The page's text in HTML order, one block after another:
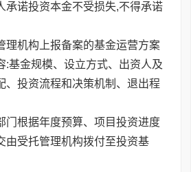
承诺投资本金不受损失,不得承诺
机构上报备案的基金运营方案
:基金规模、设立方式、出资人及
、投资流程和决策机制、退出程
根据年度预算、项目投资进度
由受托管理机构拨付至投资基